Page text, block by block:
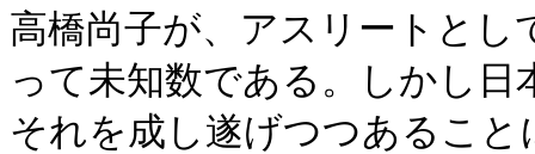
高橋尚子が、アスリートと
って未知数である。しかし
それを成し遂げつつあるこ